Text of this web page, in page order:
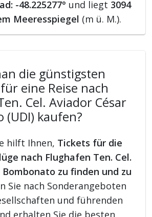
-48.225277° und liegt 3094
Meeresspiegel (m ü. M.).
die günstigsten
eine Reise nach
Cel. Aviador César
(UDI) kaufen?
hilft Ihnen, Tickets für die
nach Flughafen Ten. Cel.
Bombonato zu finden und zu
Sie nach Sonderangeboten
und führenden